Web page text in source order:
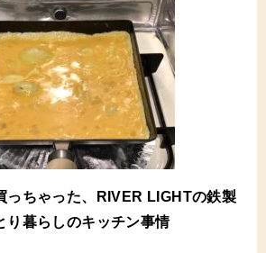
っちゃった、RIVER LIGHTの鉄製
り暮らしのキッチン事情